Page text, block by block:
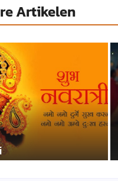
Artikelen